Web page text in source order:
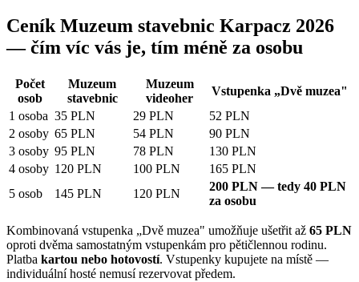
Ceník Muzeum stavebnic Karpacz 2026
— čím víc vás je, tím méně za osobu
Počet
osob
Muzeum
stavebnic
Muzeum
videoher
Vstupenka „Dvě muzea"
1 osoba 35 PLN 29 PLN
52 PLN
2 osoby 65 PLN 54 PLN
90 PLN
3 osoby 95 PLN 78 PLN
130 PLN
4 osoby 120 PLN 100 PLN
165 PLN
5 osob
145 PLN 120 PLN
200 PLN — tedy 40 PLN
za osobu
Kombinovaná vstupenka „Dvě muzea" umožňuje ušetřit až 65 PLN
oproti dvěma samostatným vstupenkám pro pětičlennou rodinu.
Platba kartou nebo hotovostí. Vstupenky kupujete na místě —
individuální hosté nemusí rezervovat předem.